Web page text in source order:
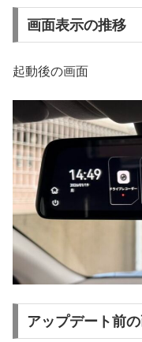
画面表示の推移
起動後の画面
アップデート前